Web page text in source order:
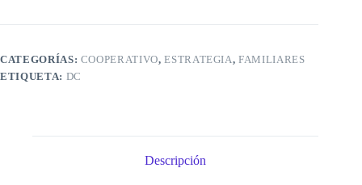
CATEGORÍAS: COOPERATIVO,ESTRATEGIA,FAMILIARES
ETIQUETA: DC
Descripción